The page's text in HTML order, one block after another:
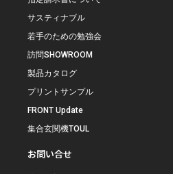
サスティナブル
若手のための勉強会
訪問SHOWROOM
製品カタログ
プリントサンプル
FRONT Update
集合玄関機TOUL
お問い合せ